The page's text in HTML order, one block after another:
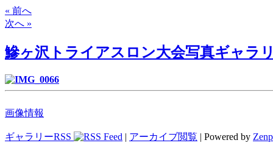
« 前へ
次へ »
鰺ヶ沢トライアスロン大会写真ギャラ
画像情報
ギャラリーRSS | アーカイブ閲覧 | Powered by